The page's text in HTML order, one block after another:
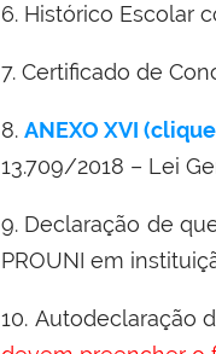
6. Histórico Escolar
7. Certificado de
8.ANEXO XVI
13.709/2018 – Lei
9. Declaração de
PROUNI em
10. Autodeclaração